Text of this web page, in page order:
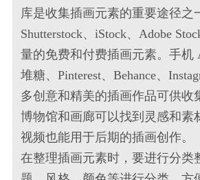
库是收集插画元素的重要途径之
Shutterstock、iStock、Adobe
量的免费和付费插画元素。手机
堆糖、Pinterest、Behance、
多创意和精美的插画作品可供收
博物馆和画廊可以找到灵感和素
视频也能用于后期的插画创作。
在整理插画元素时，要进行分类